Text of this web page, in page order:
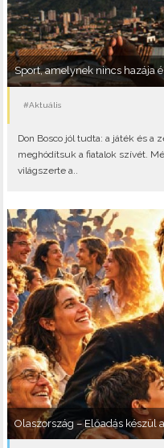
Sport, amelynek nincs hazája
#Aktuális
Don Bosco jól tudta: a játék és a
meghódítsuk a fiatalok szívét.
világszerte a..
Olaszország – Előadás készül